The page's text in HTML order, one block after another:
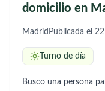
domicilio en
Madrid Publicada el
Turno de día
Busco una persona